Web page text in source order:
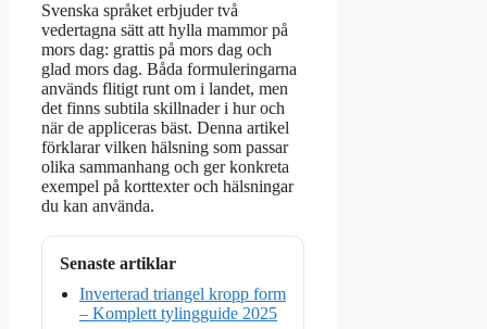
Svenska språket erbjuder två
vedertagna sätt att hylla mammor på
mors dag: grattis på mors dag och
glad mors dag. Båda formuleringarna
används flitigt runt om i landet, men
det finns subtila skillnader i hur och
när de appliceras bäst. Denna artikel
förklarar vilken hälsning som passar
olika sammanhang och ger konkreta
exempel på korttexter och hälsningar
du kan använda.
Senaste artiklar
Inverterad triangel kropp form
– Komplett tylingguide 2025